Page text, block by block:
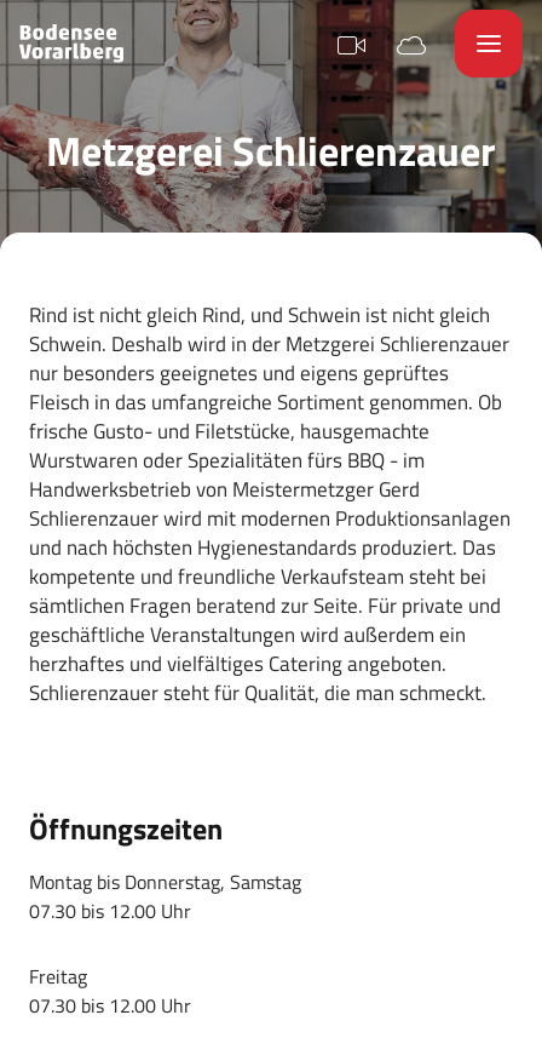
Metzgerei Schlierenzauer
Rind ist nicht gleich Rind, und Schwein ist nicht gleich
Schwein. Deshalb wird in der Metzgerei Schlierenzauer
nur besonders geeignetes und eigens geprüftes
Fleisch in das umfangreiche Sortiment genommen. Ob
frische Gusto- und Filetstücke, hausgemachte
Wurstwaren oder Spezialitäten fürs BBQ - im
Handwerksbetrieb von Meistermetzger Gerd
Schlierenzauer wird mit modernen Produktionsanlagen
und nach höchsten Hygienestandards produziert. Das
kompetente und freundliche Verkaufsteam steht bei
sämtlichen Fragen beratend zur Seite. Für private und
geschäftliche Veranstaltungen wird außerdem ein
herzhaftes und vielfältiges Catering angeboten.
Schlierenzauer steht für Qualität, die man schmeckt.
Öffnungszeiten
Montag bis Donnerstag, Samstag
07.30 bis 12.00 Uhr
Freitag
07.30 bis 12.00 Uhr